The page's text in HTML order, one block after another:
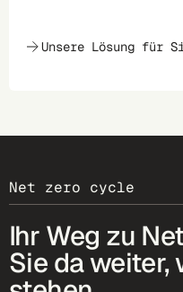
Unsere Lösung für
Net zero cycle
Ihr Weg zu
Sie da weiter,